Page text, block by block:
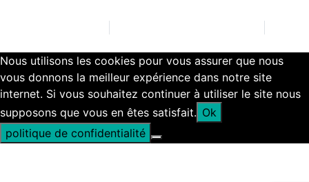
Nous utilisons les cookies pour vous assurer que nous
vous donnons la meilleur expérience dans notre site
internet. Si vous souhaitez continuer à utiliser le site nous
supposons que vous en êtes satisfait. Ok
politique de confidentialité